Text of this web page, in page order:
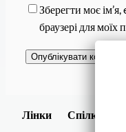
Зберегти моє
браузері для моїх
Лінки Спілки